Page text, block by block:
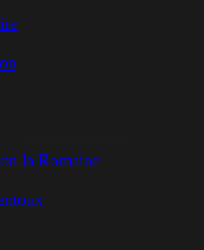
la Romaine